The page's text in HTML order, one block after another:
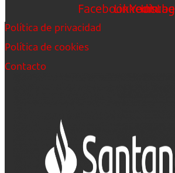
FacebookLinkedin
Youtube
Política de privacidad
Política de cookies
Contacto